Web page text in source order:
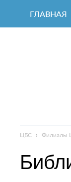
ГЛАВНАЯ
ЦБС › Филиалы